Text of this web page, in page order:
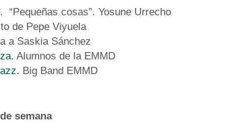
. “Pequeñas cosas”. Yosune Urrecho
de Pepe Viyuela
a Saskia Sánchez
Alumnos de la EMMD
Big Band EMMD
semana